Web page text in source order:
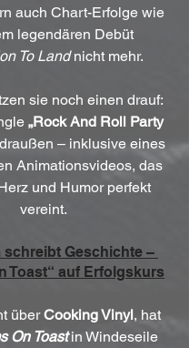
auch Chart-Erfolge wie
legendären Debüt
To Land nicht mehr.
sie noch einen drauf:
„Rock And Roll Party
– inklusive eines
Animationsvideos, das
und Humor perfekt
vereint.
schreibt Geschichte –
Toast“ auf Erfolgskurs
über Cooking Vinyl, hat
On Toast in Windeseile